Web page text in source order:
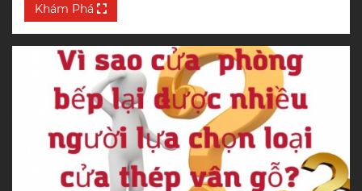
Khám Phá